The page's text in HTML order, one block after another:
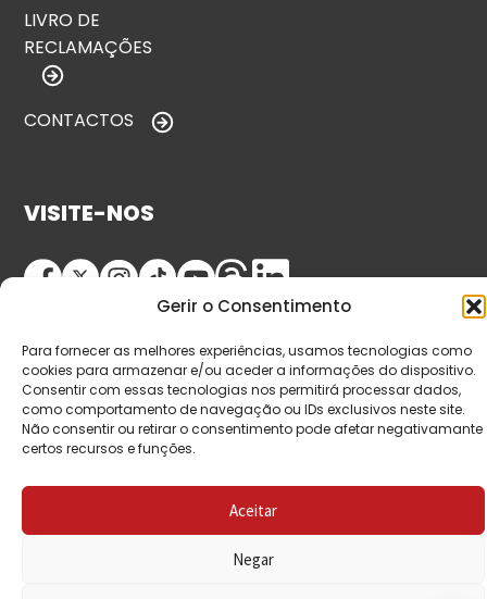
Gerir o Consentimento
Para fornecer as melhores experiências, usamos tecnologias como
cookies para armazenar e/ou aceder a informações do dispositivo.
Consentir com essas tecnologias nos permitirá processar dados,
como comportamento de navegação ou IDs exclusivos neste site.
Não consentir ou retirar o consentimento pode afetar negativamante
certos recursos e funções.
Aceitar
Negar
LIVRO DE
RECLAMAÇÕES
CONTACTOS
VISITE-NOS
© Copyright 2026 Saída de Emergência. Todos os
direitos reservados.